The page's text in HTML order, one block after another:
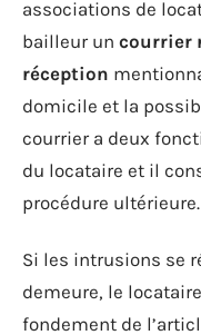
associations de
bailleur un courrier
réception
domicile et la
courrier a deux
du locataire et il
procédure ultérieure.
Si les intrusions se
demeure, le
fondement de